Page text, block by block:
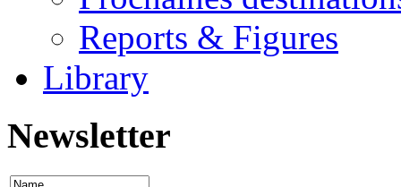
Reports & Figures
Library
Newsletter